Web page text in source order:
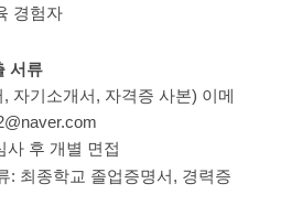
경험자
서류
, 자기소개서 , 자격증 사본) 이메
사 후 개별 면접
: 최종학교 졸업증명서 , 경력증